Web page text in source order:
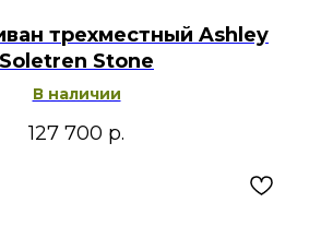
трехместный Ashley
Soletren Stone
В наличии
127 700 р.